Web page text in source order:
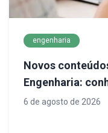
engenharia
Novos
Engenharia:
decisões mais
6 de agosto de 2026